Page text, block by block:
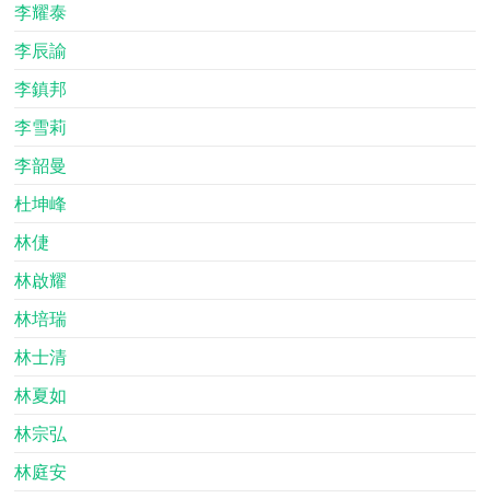
李耀泰
李辰諭
李鎮邦
李雪莉
李韶曼
杜坤峰
林倢
林啟耀
林培瑞
林士清
林夏如
林宗弘
林庭安